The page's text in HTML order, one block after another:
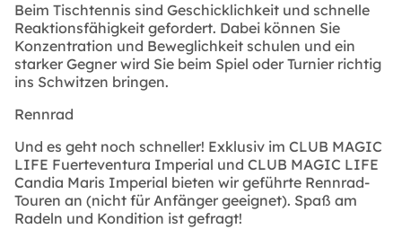
Beim Tischtennis sind Geschicklichkeit und schnelle
Reaktionsfähigkeit gefordert. Dabei können Sie
Konzentration und Beweglichkeit schulen und ein
starker Gegner wird Sie beim Spiel oder Turnier richtig
ins Schwitzen bringen.
Rennrad
Und es geht noch schneller! Exklusiv im CLUB MAGIC
LIFE Fuerteventura Imperial und CLUB MAGIC LIFE
Candia Maris Imperial bieten wir geführte Rennrad-
Touren an (nicht für Anfänger geeignet). Spaß am
Radeln und Kondition ist gefragt!